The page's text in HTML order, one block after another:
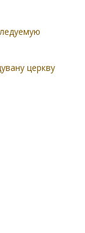
церкву